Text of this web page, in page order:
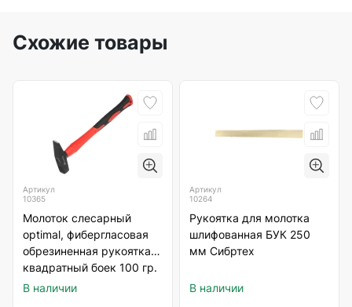
Схожие товары
Артикул
10365
Молоток слесарный
optimal, фибергласовая
обрезиненная рукоятка,
квадратный боек 100 гр.
Matrix
В наличии
Артикул
10264
Рукоятка для молотка
шлифованная БУК 250
мм Сибртех
В наличии